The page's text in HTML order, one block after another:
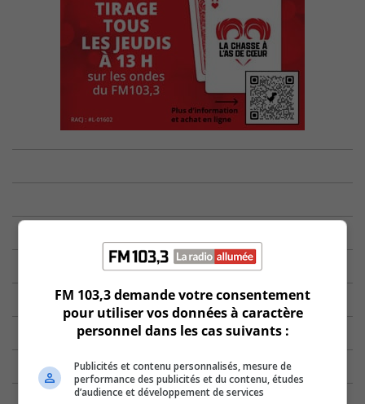
FM 103,3 demande votre consentement
pour utiliser vos données à caractère
personnel dans les cas suivants :
Publicités et contenu personnalisés, mesure de
performance des publicités et du contenu, études
d’audience et développement de services